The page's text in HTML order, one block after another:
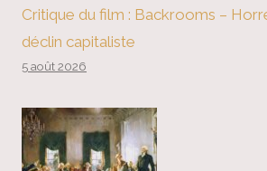
Critique du film : Backrooms –
déclin capitaliste
5 août 2026